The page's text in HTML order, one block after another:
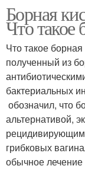
Борная
Что такое
Что такое
полученный из
бактериальных
обозначил, что
альтернативой,
грибковых
обычное лечение